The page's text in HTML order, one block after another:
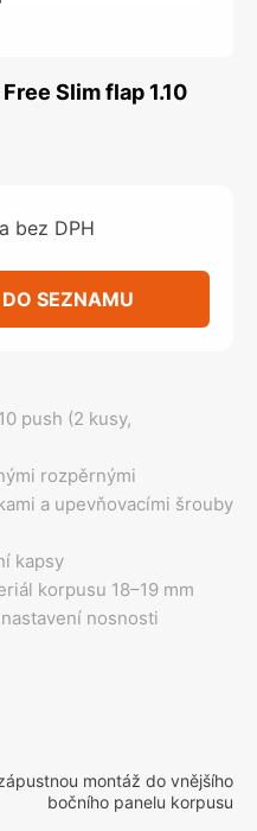
Slim flap 1.10
bez DPH
DO SEZNAMU
push (2 kusy,
rozpěrnými
a upevňovacími šrouby
kapsy
korpusu 18–19 mm
nosnosti
montáž do vnějšího
bočního panelu korpusu